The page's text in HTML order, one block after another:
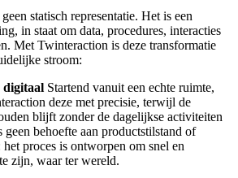
statisch representatie. Het is een
in staat om data, procedures, interacties
Met Twinteraction is deze transformatie
stroom:
digitaal Startend vanuit een echte ruimte,
deze met precisie, terwijl de
blijft zonder de dagelijkse activiteiten
geen behoefte aan productstilstand of
het proces is ontworpen om snel en
zijn, waar ter wereld.